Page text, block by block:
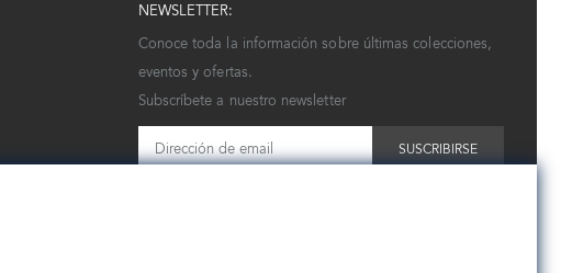
NEWSLETTER:
Conoce toda la información sobre últimas colecciones,
eventos y ofertas.
Subscríbete a nuestro newsletter
SUSCRIBIRSE